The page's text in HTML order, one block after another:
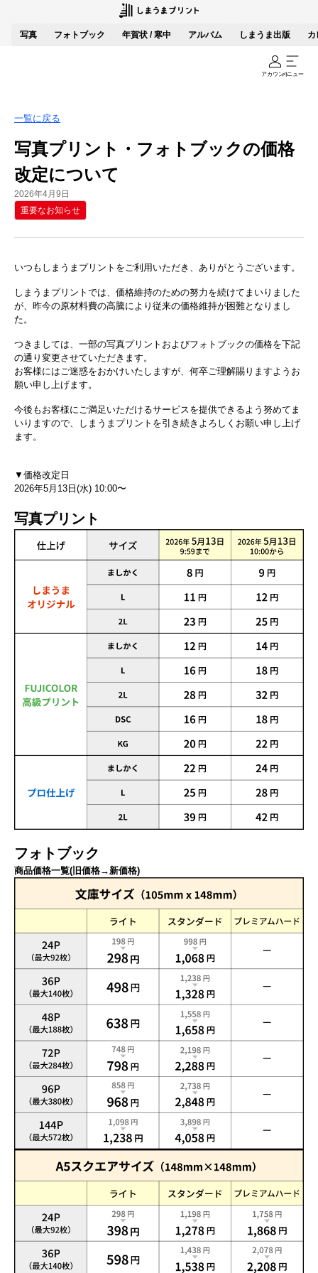
写真 フォトブック 年賀状 / 寒中 アルバム しまうま出版 カ
アカウントメニュー
一覧に戻る
写真プリント・フォトブックの価格
改定について
2026年4月9日
重要なお知らせ
いつもしまうまプリントをご利用いただき、ありがとうございます。
しまうまプリントでは、価格維持のための努力を続けてまいりました
が、昨今の原材料費の高騰により従来の価格維持が困難となりまし
た。
つきましては、一部の写真プリントおよびフォトブックの価格を下記
の通り変更させていただきます。
お客様にはご迷惑をおかけいたしますが、何卒ご理解賜りますようお
願い申し上げます。
今後もお客様にご満足いただけるサービスを提供できるよう努めてま
いりますので、しまうまプリントを引き続きよろしくお願い申し上げ
ます。
▼価格改定日
2026年5月13日(水) 10:00〜
写真プリント
フォトブック
商品価格一覧(旧価格→新価格)